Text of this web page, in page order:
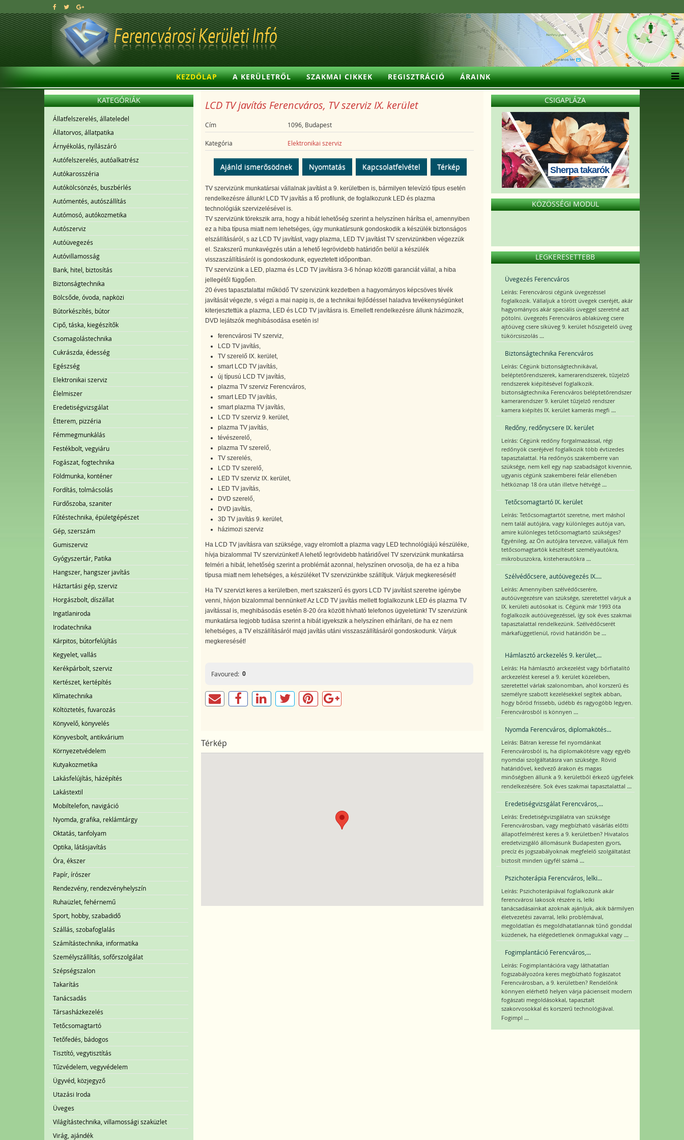
KEZDŐLAP A KERÜLETRŐL SZAKMAI CIKKEK REGISZTRÁCIÓ ÁRAINK
KATEGÓRIÁK
Állatfelszerelés, állateledel
Állatorvos, állatpatika
Árnyékolás, nyílászáró
Autófelszerelés, autóalkatrész
Autókarosszéria
Autókölcsönzés, buszbérlés
Autómentés, autószállítás
Autómosó, autókozmetika
Autószerviz
Autóüvegezés
Autóvillamosság
Bank, hitel, biztosítás
Biztonságtechnika
Bölcsőde, óvoda, napközi
Bútorkészítés, bútor
Cipő, táska, kiegészítők
Csomagolástechnika
Cukrászda, édesség
Egészség
Elektronikai szerviz
Élelmiszer
Eredetiségvizsgálat
Étterem, pizzéria
Fémmegmunkálás
Festékbolt, vegyiáru
Fogászat, fogtechnika
Földmunka, konténer
Fordítás, tolmácsolás
Fürdőszoba, szaniter
Fűtéstechnika, épületgépészet
Gép, szerszám
Gumiszerviz
Gyógyszertár, Patika
Hangszer, hangszer javítás
Háztartási gép, szerviz
Horgászbolt, díszállat
Ingatlaniroda
Irodatechnika
Kárpitos, bútorfelújítás
Kegyelet, vallás
Kerékpárbolt, szerviz
Kertészet, kertépítés
Klímatechnika
Költöztetés, fuvarozás
Könyvelő, könyvelés
Könyvesbolt, antikvárium
Környezetvédelem
Kutyakozmetika
Lakásfelújítás, házépítés
Lakástextil
Mobiltelefon, navigáció
Nyomda, grafika, reklámtárgy
Oktatás, tanfolyam
Optika, látásjavítás
Óra, ékszer
Papír, írószer
Rendezvény, rendezvényhelyszín
Ruhaüzlet, fehérnemű
Sport, hobby, szabadidő
Szállás, szobafoglalás
Számítástechnika, informatika
Személyszállítás, sofőrszolgálat
Szépségszalon
Takarítás
Tanácsadás
Társasházkezelés
Tetőcsomagtartó
Tetőfedés, bádogos
Tisztító, vegytisztítás
Tűzvédelem, vegyvédelem
Ügyvéd, közjegyző
Utazási Iroda
Üveges
Világítástechnika, villamossági szaküzlet
Virág, ajándék
LCD TV javítás Ferencváros, TV szerviz IX. kerület
Cím 1096, Budapest
Kategória Elektronikai szerviz
Ajánld ismerősödnek Nyomtatás Kapcsolatfelvétel Térkép
TV szervizünk munkatársai vállalnak javítást a 9. kerületben is, bármilyen televízió típus esetén
rendelkezésre állunk! LCD TV javítás a fő profilunk, de foglalkozunk LED és plazma
technológiák szervizelésével is.
TV szervizünk törekszik arra, hogy a hibát lehetőség szerint a helyszínen hárítsa el, amennyiben
ez a hiba típusa miatt nem lehetséges, úgy munkatársunk gondoskodik a készülék biztonságos
elszállításáról, s az LCD TV javítást, vagy plazma, LED TV javítást TV szervizünkben végezzük
el. Szakszerű munkavégzés után a lehető legrövidebb határidőn belül a készülék
visszaszállításáról is gondoskodunk, egyeztetett időpontban.
TV szervizünk a LED, plazma és LCD TV javításra 3-6 hónap közötti garanciát vállal, a hiba
jellegétől függően.
20 éves tapasztalattal működő TV szervizünk kezdetben a hagyományos képcsöves tévék
javítását végezte, s végzi a mai napig is, de a technikai fejlődéssel haladva tevékenységünket
kiterjesztettük a plazma, LED és LCD TV javításra is. Emellett rendelkezésre állunk házimozik,
DVD lejátszók meghibásodása esetén is!
ferencvárosi TV szerviz,
LCD TV javítás,
TV szerelő IX. kerület,
smart LCD TV javítás,
új típusú LCD TV javítás,
plazma TV szerviz Ferencváros,
smart LED TV javítás,
smart plazma TV javítás,
LCD TV szerviz 9. kerület,
plazma TV javítás,
tévészerelő,
plazma TV szerelő,
TV szerelés,
LCD TV szerelő,
LED TV szerviz IX. kerület,
LED TV javítás,
DVD szerelő,
DVD javítás,
3D TV javítás 9. kerület,
házimozi szerviz
Ha LCD TV javításra van szüksége, vagy elromlott a plazma vagy LED technológiájú készüléke,
hívja bizalommal TV szervizünket! A lehető legrövidebb határidővel TV szervizünk munkatársa
felméri a hibát, lehetőség szerint a problémát azonnal, helyszínen orvosolja, de ha ez a hiba
típusa miatt nem lehetséges, a készüléket TV szervizünkbe szállítjuk. Várjuk megkeresését!
Ha TV szervizt keres a kerületben, mert szakszerű és gyors LCD TV javítást szeretne igénybe
venni, hívjon bizalommal bennünket! Az LCD TV javítás mellett foglalkozunk LED és plazma TV
javítással is, meghibásodás esetén 8-20 óra között hívható telefonos ügyeletünk! TV szervizünk
munkatársa legjobb tudása szerint a hibát igyekszik a helyszínen elhárítani, de ha ez nem
lehetséges, a TV elszállításáról majd javítás utáni visszaszállításáról gondoskodunk. Várjuk
megkeresését!
Favoured: 0
Térkép
CSIGAPLÁZA
Sherpa takarók
KÖZÖSSÉGI MODUL
LEGKERESETTEBB
Üvegezés Ferencváros
Leírás: Ferencvárosi cégünk üvegezéssel
foglalkozik. Vállaljuk a törött üvegek cseréjét, akár
hagyományos akár speciális üveggel szeretné azt
pótolni. üvegezés Ferencváros ablaküveg csere
ajtóüveg csere síküveg 9. kerület hőszigetelő üveg
tükörcsiszolás ...
Biztonságtechnika Ferencváros
Leírás: Cégünk biztonságtechnikával,
beléptetőrendszerek, kamerarendszerek, tűzjelző
rendszerek kiépítésével foglalkozik.
biztonságtechnika Ferencváros beléptetőrendszer
kamerarendszer 9. kerület tűzjelző rendszer
kamera kiépítés IX. kerület kamerás megfi ...
Redőny, redőnycsere IX. kerület
Leírás: Cégünk redőny forgalmazással, régi
redőnyök cseréjével foglalkozik több évtizedes
tapasztalattal. Ha redőnyös szakemberre van
szüksége, nem kell egy nap szabadságot kivennie,
ugyanis cégünk szakemberei felár ellenében
hétköznap 18 óra után illetve hétvégé ...
Tetőcsomagtartó IX. kerület
Leírás: Tetőcsomagtartót szeretne, mert máshol
nem talál autójára, vagy különleges autója van,
amire különleges tetőcsomagtartó szükséges?
Egyénileg, az Ön autójára tervezve, vállaljuk fém
tetőcsomagtartók készítését személyautókra,
mikrobuszokra, kisteherautókra ...
Szélvédőcsere, autóüvegezés IX....
Leírás: Amennyiben szélvédőcserére,
autóüvegezésre van szüksége, szeretettel várjuk a
IX. kerületi autósokat is. Cégünk már 1993 óta
foglalkozik autóüvegezéssel, így sok éves szakmai
tapasztalattal rendelkezünk. Szélvédőcserét
márkafüggetlenül, rövid határidőn be ...
Hámlasztó arckezelés 9. kerület,...
Leírás: Ha hámlasztó arckezelést vagy bőrfiatalító
arckezelést keresel a 9. kerület közelében,
szeretettel várlak szalonomban, ahol korszerű és
személyre szabott kezelésekkel segítek abban,
hogy bőröd frissebb, üdébb és ragyogóbb legyen.
Ferencvárosból is könnyen ...
Nyomda Ferencváros, diplomakötés...
Leírás: Bátran keresse fel nyomdánkat
Ferencvárosból is, ha diplomakötésre vagy egyéb
nyomdai szolgáltatásra van szüksége. Rövid
határidővel, kedvező árakon és magas
minőségben állunk a 9. kerületből érkező ügyfelek
rendelkezésére. Sok éves szakmai tapasztalattal ...
Eredetiségvizsgálat Ferencváros,...
Leírás: Eredetiségvizsgálatra van szüksége
Ferencvárosban, vagy megbízható vásárlás előtti
állapotfelmérést keres a 9. kerületben? Hivatalos
eredetvizsgáló állomásunk Budapesten gyors,
precíz és jogszabályoknak megfelelő szolgáltatást
biztosít minden ügyfél számá ...
Pszichoterápia Ferencváros, lelki...
Leírás: Pszichoterápiával foglalkozunk akár
ferencvárosi lakosok részére is, lelki
tanácsadásainkat azoknak ajánljuk, akik bármilyen
életvezetési zavarral, lelki problémával,
megoldatlan és megoldhatatlannak tűnő gonddal
küzdenek, ha elégedetlenek önmagukkal vagy ...
Fogimplantáció Ferencváros,...
Leírás: Fogimplantációra vagy láthatatlan
fogszabályozóra keres megbízható fogászatot
Ferencvárosban, a 9. kerületben? Rendelőnk
könnyen elérhető helyen várja pácienseit modern
fogászati megoldásokkal, tapasztalt
szakorvosokkal és korszerű technológiával.
Fogimpl ...